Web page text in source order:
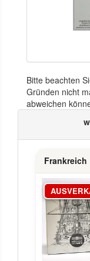
Bitte beachten
Gründen nicht
abweichen
Frankreich